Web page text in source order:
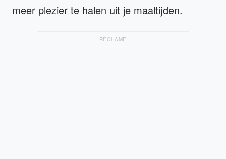
meer plezier te halen uit je maaltijden.
RECLAME